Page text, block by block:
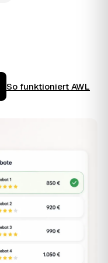
So funktioniert AWL